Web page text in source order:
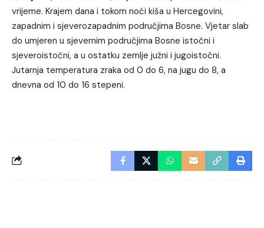
vrijeme. Krajem dana i tokom noći kiša u Hercegovini,
zapadnim i sjeverozapadnim područjima Bosne. Vjetar slab
do umjeren u sjevernim područjima Bosne istočni i
sjeveroistočni, a u ostatku zemlje južni i jugoistočni.
Jutarnja temperatura zraka od 0 do 6, na jugu do 8, a
dnevna od 10 do 16 stepeni.